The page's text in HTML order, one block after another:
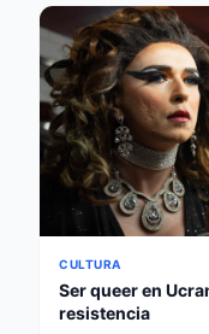
CULTURA
Ser queer en
resistencia